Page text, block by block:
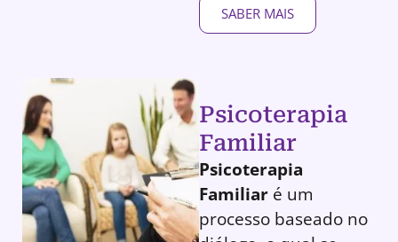
SABER MAIS
Psicoterapia
Familiar
Psicoterapia
Familiar é um
processo baseado no